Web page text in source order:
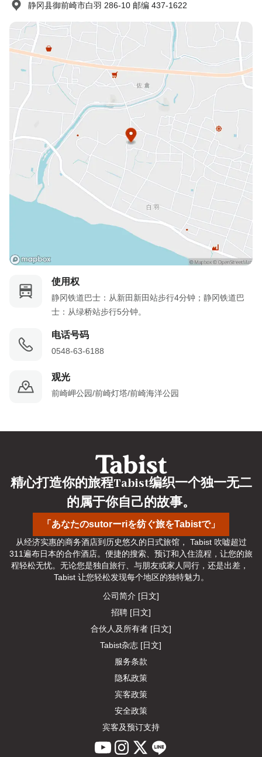
静冈县御前崎市白羽 286-10 邮编 437-1622
使用权
静冈铁道巴士：从新田新田站步行4分钟；静冈铁道巴
士：从绿桥站步行5分钟。
电话号码
0548-63-6188
观光
前崎岬公园/前崎灯塔/前崎海洋公园
「あなたのsutorーriを纺ぐ旅をTabistで」
精心打造你的旅程Tabist编织一个独一无二
的属于你自己的故事。
从经济实惠的商务酒店到历史悠久的日式旅馆， Tabist 吹嘘超过
311遍布日本的合作酒店。便捷的搜索、预订和入住流程，让您的旅
程轻松无忧。无论您是独自旅行、与朋友或家人同行，还是出差，
Tabist 让您轻松发现每个地区的独特魅力。
公司简介 [日文]
招聘 [日文]
合伙人及所有者 [日文]
Tabist杂志 [日文]
服务条款
隐私政策
宾客政策
安全政策
宾客及预订支持